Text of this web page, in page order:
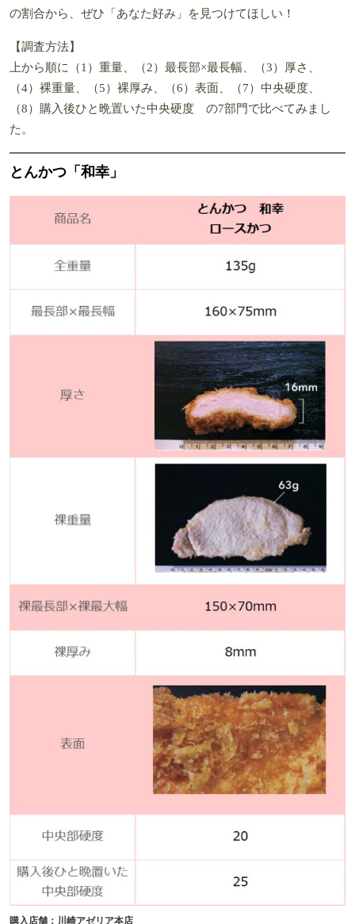
の割合から、ぜひ「あなた好み」を見つけてほしい！
【調査方法】
上から順に（1）重量、（2）最長部×最長幅、（3）厚さ、
（4）裸重量、（5）裸厚み、（6）表面、（7）中央硬度、
（8）購入後ひと晩置いた中央硬度 の7部門で比べてみまし
た。
とんかつ「和幸」
購入店舗：川崎アゼリア本店